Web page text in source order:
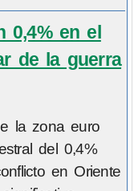
0,4% en el
de la guerra
la zona euro
del 0,4%
en Oriente